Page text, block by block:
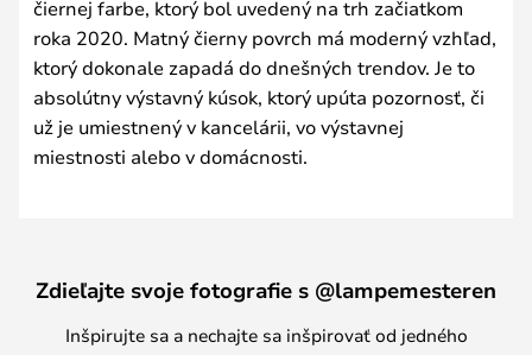
čiernej farbe, ktorý bol uvedený na trh začiatkom
roka 2020. Matný čierny povrch má moderný vzhľad,
ktorý dokonale zapadá do dnešných trendov. Je to
absolútny výstavný kúsok, ktorý upúta pozornosť, či
už je umiestnený v kancelárii, vo výstavnej
miestnosti alebo v domácnosti.
Zdieľajte svoje fotografie s @lampemesteren
Inšpirujte sa a nechajte sa inšpirovať od jedného